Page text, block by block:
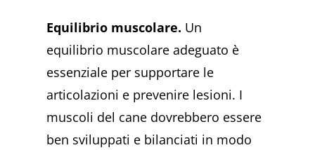
Equilibrio muscolare. Un
equilibrio muscolare adeguato è
essenziale per supportare le
articolazioni e prevenire lesioni. I
muscoli del cane dovrebbero essere
ben sviluppati e bilanciati in modo